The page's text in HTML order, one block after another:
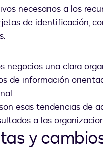
necesarios a los
de identificación,
negocios una clara
de información
esas tendencias de
a las
y